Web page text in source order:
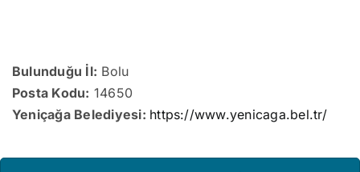
Bulunduğu İl: Bolu
Posta Kodu: 14650
Yeniçağa Belediyesi: https://www.yenicaga.bel.tr/